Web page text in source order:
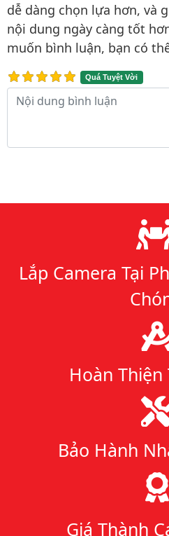
dễ dàng chọn lựa hơn, và
nội dung ngày càng tốt
muốn bình luận, bạn có
Quá Tuyệt Vời
Nội dung bình luận
Lý do chọn chúng tôi
Lắp Camera Tại
Hoàn
Bảo Hành
Giá Thành